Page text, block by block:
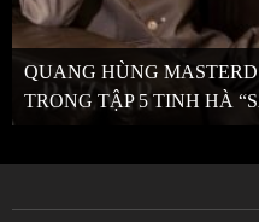
QUANG HÙNG
TRONG TẬP 5 TINH HÀ